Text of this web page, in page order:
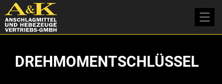
DREHMOMENTSCHLÜSSEL